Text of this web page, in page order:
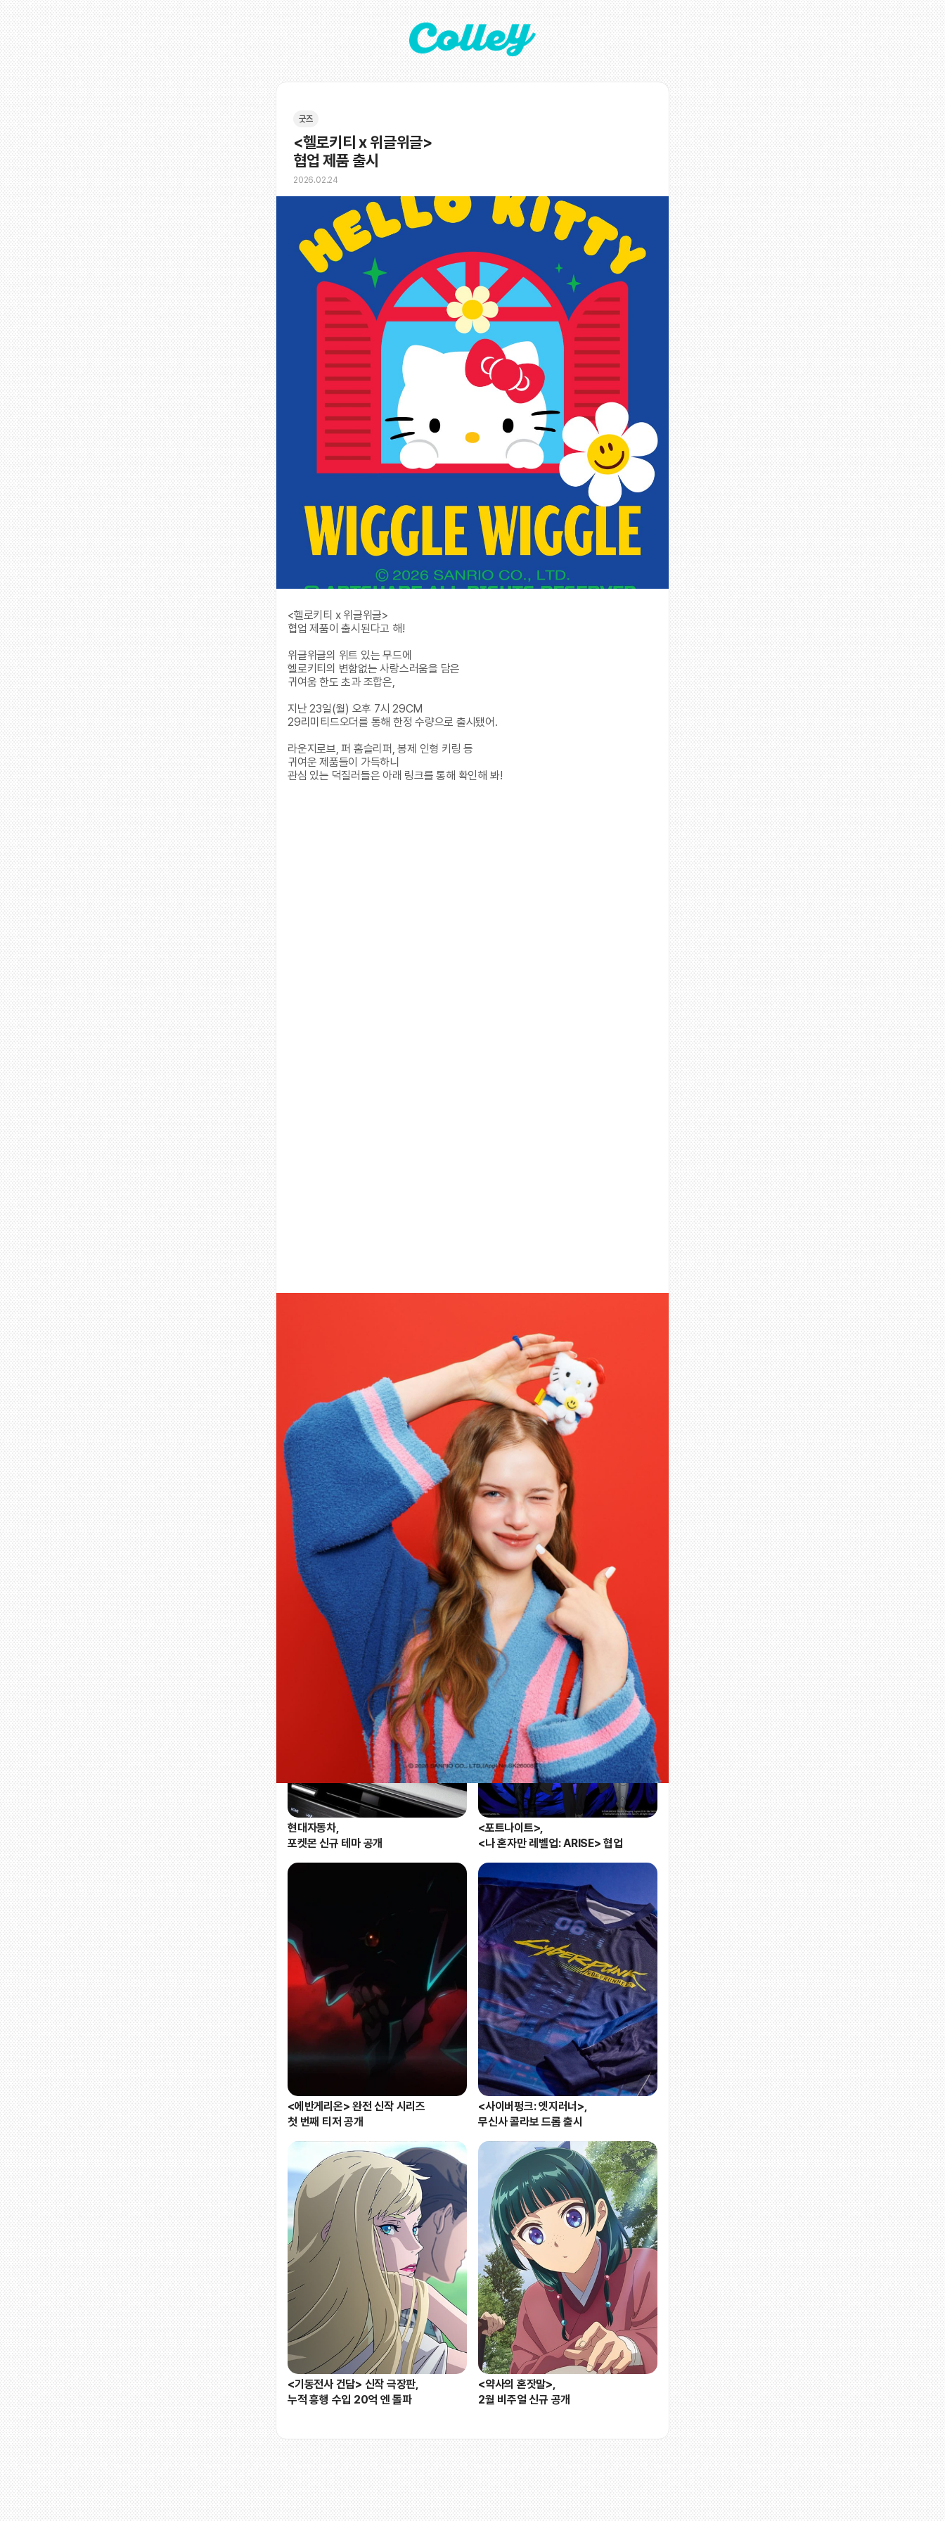
굿즈
<헬로키티 x 위글위글>
협업 제품 출시
2026.02.24
<헬로키티 x 위글위글>
협업 제품이 출시된다고 해!
위글위글의 위트 있는 무드에
헬로키티의 변함없는 사랑스러움을 담은
귀여움 한도 초과 조합은,
지난 23일(월) 오후 7시 29CM
29리미티드오더를 통해 한정 수량으로 출시됐어.
라운지로브, 퍼 홈슬리퍼, 봉제 인형 키링 등
귀여운 제품들이 가득하니
관심 있는 덕질러들은 아래 링크를 통해 확인해 봐!
굿즈
콜리 Colley
무한 덕질을 장려하는 콜리 Colley 입니다!
3
다음 글
현대자동차,
포켓몬 신규 테마 공개
<포트나이트>,
<나 혼자만 레벨업: ARISE> 협업
<에반게리온> 완전 신작 시리즈
첫 번째 티저 공개
<사이버펑크: 엣지러너>,
무신사 콜라보 드롭 출시
<기동전사 건담> 신작 극장판,
누적 흥행 수입 20억 엔 돌파
<약사의 혼잣말>,
2월 비주얼 신규 공개